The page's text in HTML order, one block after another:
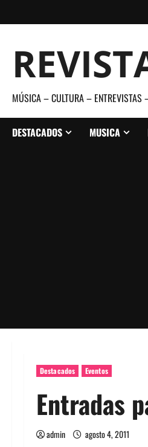
al
MÚSICA – CULTURA – ENTREVISTAS
DESTACADOS MUSICA
Destacados Eventos
Entradas
admin agosto 4, 2011